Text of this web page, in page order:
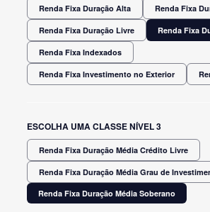
Renda Fixa Duração Alta Renda Fixa
Renda Fixa Duração Livre Renda Fixa
Renda Fixa Indexados
Renda Fixa Investimento no Exterior
ESCOLHA UMA CLASSE NÍVEL 3
Renda Fixa Duração Média Crédito Livre
Renda Fixa Duração Média Grau de
Renda Fixa Duração Média Soberano